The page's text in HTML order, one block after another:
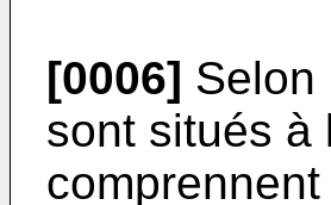
[0006] Selon
sont situés à